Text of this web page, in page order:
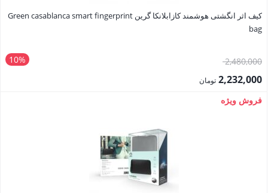
کیف اثر انگشتی هوشمند کازابلانکا گرین Green casablanca smart fingerprint
bag
10% 2,480,000قیمت
اصلی:2,232,000 تومان
قیمت
فروش ویژه